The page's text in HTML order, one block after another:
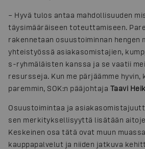
– Hyvä tulos antaa mahdollisuuden
täysimääräiseen toteuttamiseen.
rakennetaan osuustoiminnan hengen
yhteistyössä asiakasomistajien,
s-ryhmäläisten kanssa ja se vaatii
resursseja. Kun me pärjäämme hyvin,
paremmin, SOK:n pääjohtaja Taavi
Osuustoimintaa ja
sen merkityksellisyyttä lisätään
Keskeinen osa tätä ovat muun
kauppapalvelut ja niiden jatkuva